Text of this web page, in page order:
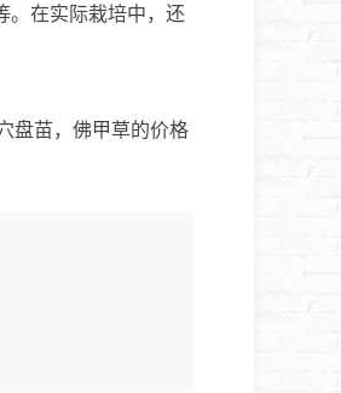
。在实际栽培中，还
盘苗，佛甲草的价格